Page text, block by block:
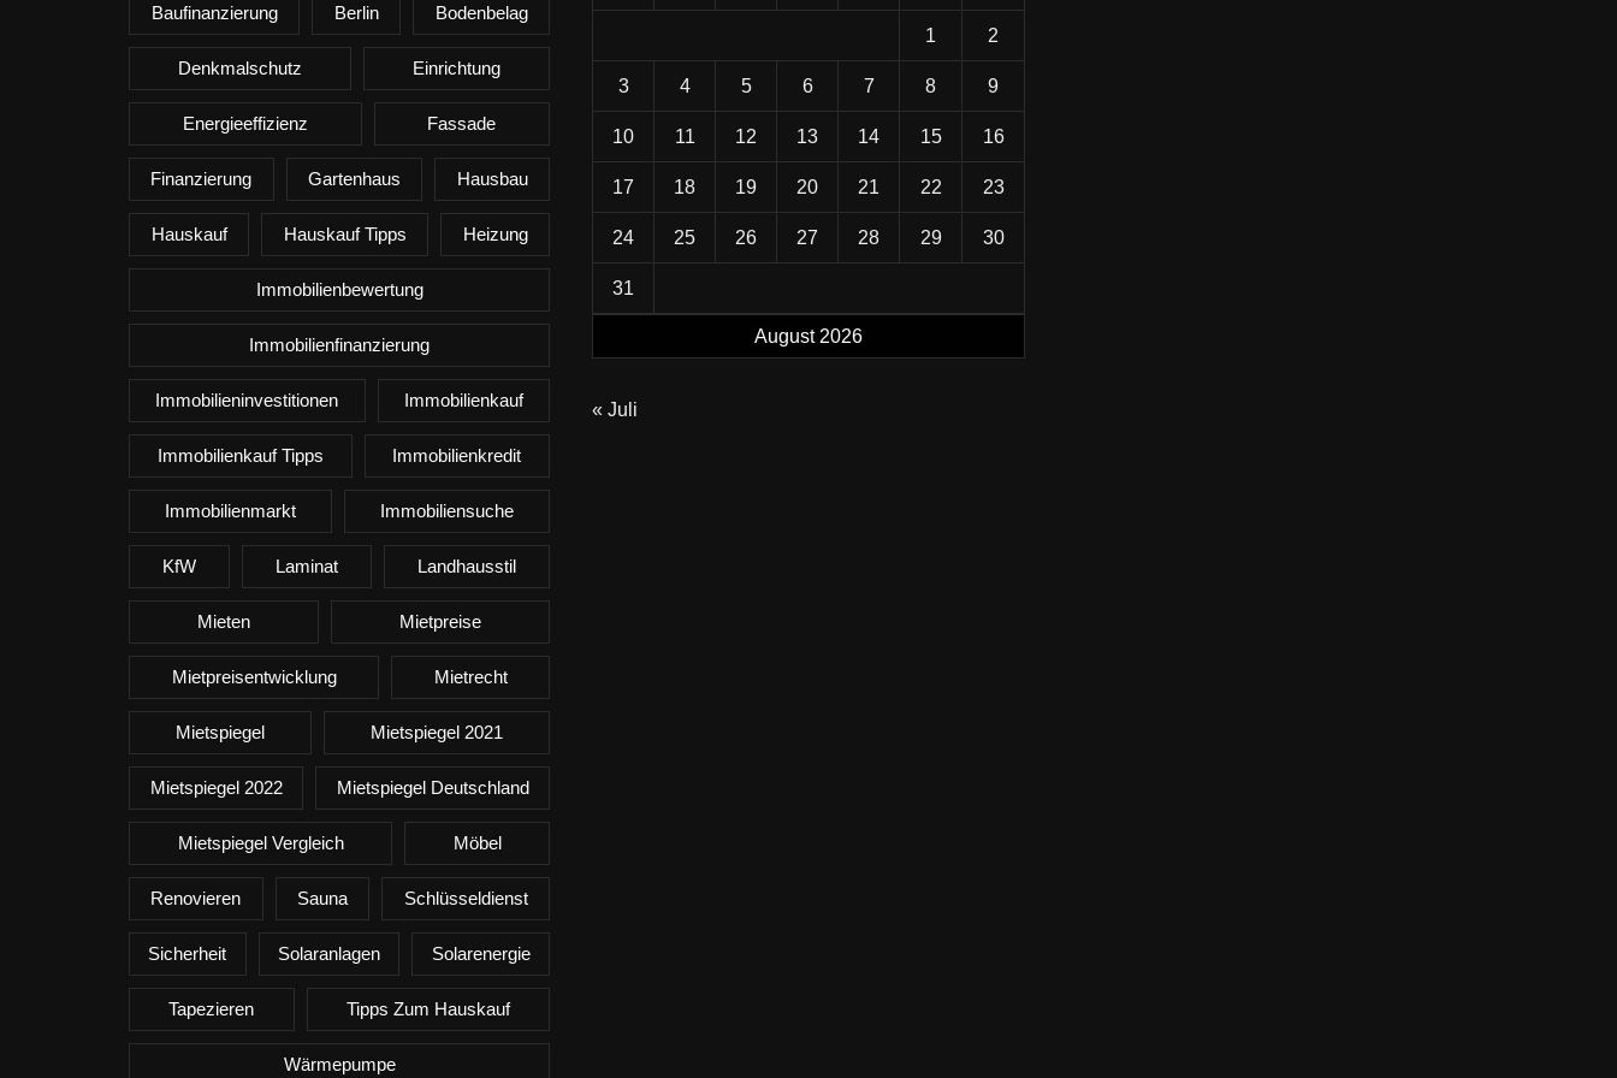
Baufinanzierung Berlin Bodenbelag
Denkmalschutz Einrichtung
Energieeffizienz Fassade
Finanzierung Gartenhaus Hausbau
Hauskauf Hauskauf Tipps Heizung
Immobilienbewertung
Immobilienfinanzierung
Immobilieninvestitionen Immobilienkauf
Immobilienkauf Tipps Immobilienkredit
Immobilienmarkt Immobiliensuche
KfW Laminat Landhausstil
Mieten Mietpreise
Mietpreisentwicklung Mietrecht
Mietspiegel Mietspiegel 2021
Mietspiegel 2022 Mietspiegel Deutschland
Mietspiegel Vergleich Möbel
Renovieren Sauna Schlüsseldienst
Sicherheit Solaranlagen Solarenergie
Tapezieren Tipps Zum Hauskauf
Wärmepumpe
August 2026
1 2
3 4 5 6 7 8 9
10 11 12 13 14 15 16
17 18 19 20 21 22 23
24 25 26 27 28 29 30
31
« Juli